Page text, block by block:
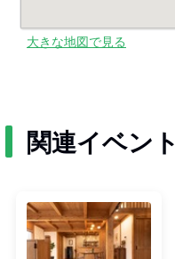
大きな地図で見る
関連イベント